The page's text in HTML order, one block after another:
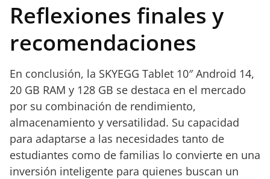
Conectividad
generación con
Accesorios
incluidos que
aumentan su
versatilidad
Control
parental y
seguridad
mejorada con
funciones
Opciones de ampliación
de RAM podrían suponer un
buscan rendimiento extremo
Reflexiones finales y
recomendaciones
En conclusión, la SKYEGG Tablet 10″ Android 14,
20 GB RAM y 128 GB se destaca en el mercado
por su combinación de rendimiento,
almacenamiento y versatilidad. Su capacidad
para adaptarse a las necesidades tanto de
estudiantes como de familias lo convierte en una
inversión inteligente para quienes buscan un